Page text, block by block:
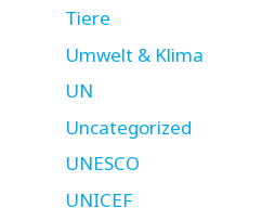
Tiere
Umwelt & Klima
UN
Uncategorized
UNESCO
UNICEF